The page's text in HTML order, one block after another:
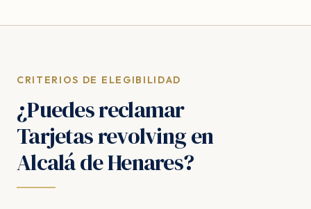
CRITERIOS DE ELEGIBILIDAD
¿Puedes reclamar
Tarjetas revolving en
Alcalá de Henares?